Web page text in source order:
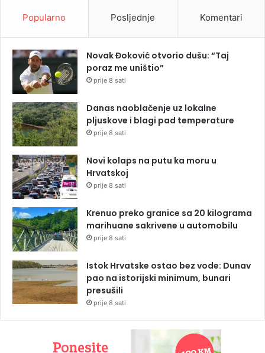
Popularno Posljednje Komentari
Novak Đoković otvorio dušu: “Taj
poraz me uništio”
prije 8 sati
Danas naoblačenje uz lokalne
pljuskove i blagi pad temperature
prije 8 sati
Novi kolaps na putu ka moru u
Hrvatskoj
prije 8 sati
Krenuo preko granice sa 20 kilograma
marihuane sakrivene u automobilu
prije 8 sati
Istok Hrvatske ostao bez vode: Dunav
pao na istorijski minimum, bunari
presušili
prije 8 sati